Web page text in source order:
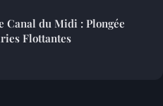
du Midi : Plongée
Flottantes